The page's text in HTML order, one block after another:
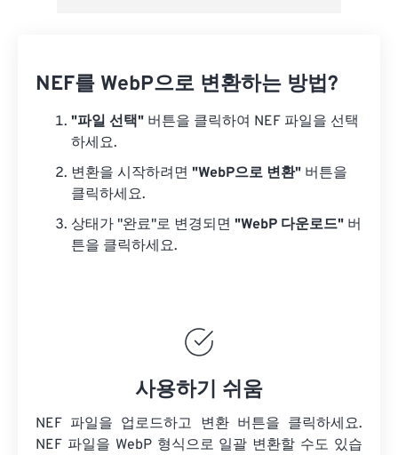
NEF를 WebP으로 변환하는 방법?
"파일 선택" 버튼을 클릭하여 NEF 파일을 선택
하세요.
변환을 시작하려면 "WebP으로 변환" 버튼을
클릭하세요.
상태가 "완료"로 변경되면 "WebP 다운로드" 버
튼을 클릭하세요.
사용하기 쉬움
NEF 파일을 업로드하고 변환 버튼을 클릭하세요.
NEF 파일을 WebP 형식으로 일괄 변환할 수도 있습